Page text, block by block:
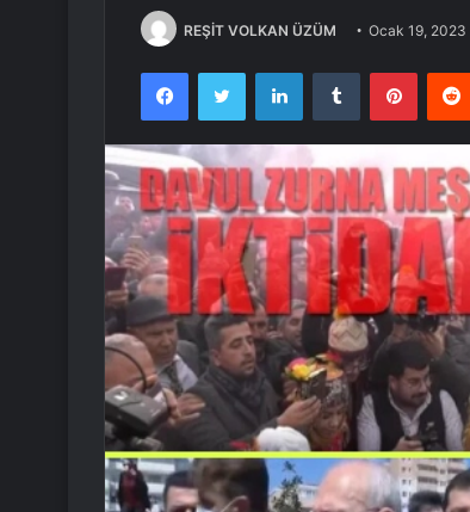
REŞİT VOLKAN ÜZÜM Ocak 19, 2023
FacebookTwitter LinkedInTumblr